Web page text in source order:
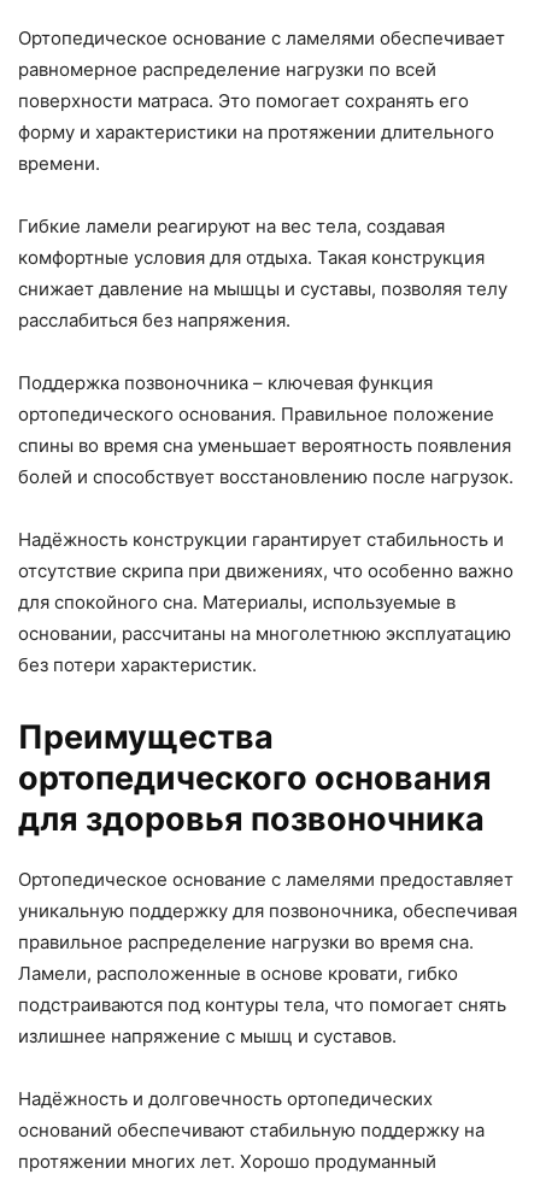
Ортопедическое основание с ламелями обеспечивает
равномерное распределение нагрузки по всей
поверхности матраса. Это помогает сохранять его
форму и характеристики на протяжении длительного
времени.
Гибкие ламели реагируют на вес тела, создавая
комфортные условия для отдыха. Такая конструкция
снижает давление на мышцы и суставы, позволяя телу
расслабиться без напряжения.
Поддержка позвоночника – ключевая функция
ортопедического основания. Правильное положение
спины во время сна уменьшает вероятность появления
болей и способствует восстановлению после нагрузок.
Надёжность конструкции гарантирует стабильность и
отсутствие скрипа при движениях, что особенно важно
для спокойного сна. Материалы, используемые в
основании, рассчитаны на многолетнюю эксплуатацию
без потери характеристик.
Преимущества
ортопедического основания
для здоровья позвоночника
Ортопедическое основание с ламелями предоставляет
уникальную поддержку для позвоночника, обеспечивая
правильное распределение нагрузки во время сна.
Ламели, расположенные в основе кровати, гибко
подстраиваются под контуры тела, что помогает снять
излишнее напряжение с мышц и суставов.
Надёжность и долговечность ортопедических
оснований обеспечивают стабильную поддержку на
протяжении многих лет. Хорошо продуманный